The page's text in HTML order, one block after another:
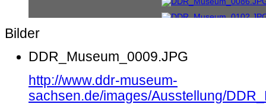
Bilder
DDR_Museum_0009.JPG
http://www.ddr-museum-
sachsen.de/images/Ausstellung/